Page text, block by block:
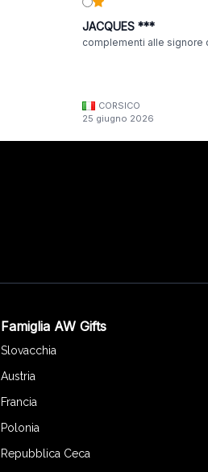
JACQUES ***
complementi alle signore
CORSICO
25 giugno 2026
Famiglia AW Gifts
Slovacchia
Austria
Francia
Polonia
Repubblica Ceca